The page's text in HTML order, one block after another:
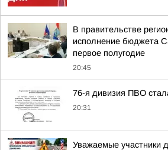
В правительстве
исполнение бюджета
первое полугодие
20:45
76-я дивизия ПВО
20:31
Уважаемые участники